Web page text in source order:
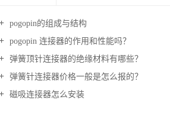
pogopin的组成与结构
pogopin 连接器的作用和性能吗？
弹簧顶针连接器的绝缘材料有哪些？
弹簧针连接器价格一般是怎么报的？
磁吸连接器怎么安装